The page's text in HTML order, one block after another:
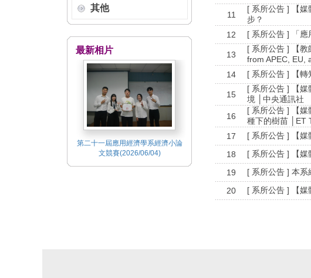
其他
最新相片
第二十一屆應用經濟學系經濟小論
文競賽(2026/06/04)
11
[ 系所公告 ] 【
步？
12 [ 系所公告 ] 「
13
[ 系所公告 ] 【
from APEC, EU,
14 [ 系所公告 ] 【轉
15
[ 系所公告 ] 【
境 │中央通訊社
16
[ 系所公告 ] 【
種下的樹苗 │ET
17 [ 系所公告 ] ​【
18 [ 系所公告 ] ​【媒
19 [ 系所公告 ] 本系
20 [ 系所公告 ] 【